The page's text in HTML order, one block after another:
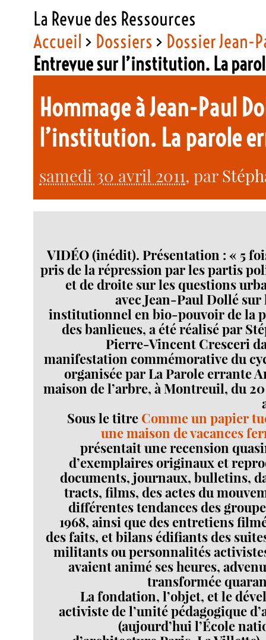
La Revue des Ressources
Accueil > Dossiers > Dossier Jean-
Entrevue sur l’institution. La
Hommage à Jean-Paul
l’institution. La parole
samedi 30 avril 2011, par
VIDÉO (inédit). Présentation : « 5
pris de la répression par les partis
et de droite sur les questions
avec Jean-Paul Dollé
institutionnel en bio-pouvoir de la
des banlieues, a été réalisé par
Pierre-Vincent Cresceri
manifestation commémorative du
organisée par La Parole errante
maison de l’arbre, à Montreuil, du
Sous le titre Comme un papier
une maison de vacances
présentait une recension
d’exemplaires originaux et
documents, journaux, bulletins,
tracts, films, des actes du
différentes tendances des
1968, ainsi que des entretiens
des faits, et bilans édifiants des
militants ou personnalités
avaient animé ses heures,
transformée
La fondation, l’objet, et le
activiste de l’unité pédagogique
(aujourd’hui l’École